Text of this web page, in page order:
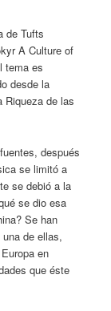
de Tufts
A Culture of
tema es
desde la
Riqueza de las
después
se limitó a
se debió a la
se dio esa
Se han
de ellas,
en
que éste